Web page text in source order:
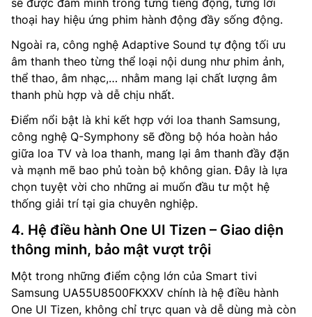
thoại hay hiệu ứng phim hành động đầy sống động.
Ngoài ra, công nghệ Adaptive Sound tự động tối ưu
âm thanh theo từng thể loại nội dung như phim ảnh,
thể thao, âm nhạc,… nhằm mang lại chất lượng âm
thanh phù hợp và dễ chịu nhất.
Điểm nổi bật là khi kết hợp với loa thanh Samsung,
công nghệ Q-Symphony sẽ đồng bộ hóa hoàn hảo
giữa loa TV và loa thanh, mang lại âm thanh đầy đặn
và mạnh mẽ bao phủ toàn bộ không gian. Đây là lựa
chọn tuyệt vời cho những ai muốn đầu tư một hệ
thống giải trí tại gia chuyên nghiệp.
4. Hệ điều hành One UI Tizen – Giao diện
thông minh, bảo mật vượt trội
Một trong những điểm cộng lớn của Smart tivi
Samsung UA55U8500FKXXV chính là hệ điều hành
One UI Tizen, không chỉ trực quan và dễ dùng mà còn